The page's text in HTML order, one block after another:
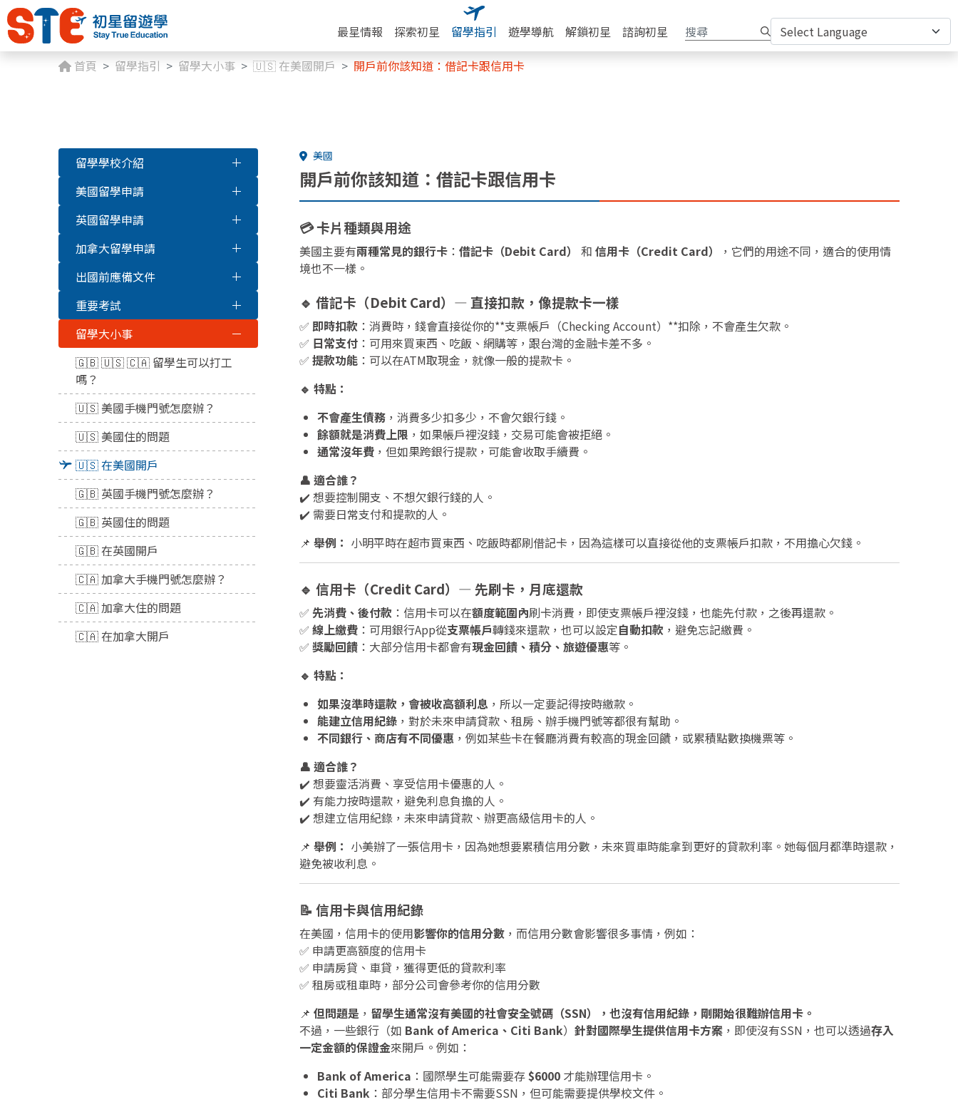
最星情報 探索初星 留學指引 遊學導航 解鎖初星
諮詢初星
首頁
留學指引 留學大小事 🇺🇸 在美國開戶 開戶前你該知道：借記卡跟信用卡
留學學校介紹
美國留學申請
英國留學申請
加拿大留學申請
出國前應備文件
重要考試
留學大小事
🇬🇧 🇺🇸 🇨🇦 留學生可以打工
嗎？
🇺🇸 美國手機門號怎麼辦？
🇺🇸 美國住的問題
🇺🇸 在美國開戶
🇬🇧 英國手機門號怎麼辦？
🇬🇧 英國住的問題
🇬🇧 在英國開戶
🇨🇦 加拿大手機門號怎麼辦？
🇨🇦 加拿大住的問題
🇨🇦 在加拿大開戶
美國
開戶前你該知道：借記卡跟信用卡
💳 卡片種類與用途
美國主要有兩種常見的銀行卡 ： 借記卡（Debit Card） 和 信用卡（Credit Card）
，它們的用途不同，適合的使用情
境也不一樣。
🔹 借記卡（Debit Card）— 直接扣款，像提款卡一樣
✅ 即時扣款 ：消費時，錢會直接從你的**支票帳戶（Checking Account）**扣除，不會產生欠款。
✅ 日常支付 ：可用來買東西、吃飯、網購等，跟台灣的金融卡差不多。
✅ 提款功能 ：可以在ATM取現金，就像一般的提款卡。
🔹 特點：
不會產生債務 ，消費多少扣多少，不會欠銀行錢。
餘額就是消費上限 ，如果帳戶裡沒錢，交易可能會被拒絕。
通常沒年費 ，但如果跨銀行提款，可能會收取手續費。
👤 適合誰？
✔️ 想要控制開支、不想欠銀行錢的人。
✔️ 需要日常支付和提款的人。
📌 舉例： 小明平時在超市買東西、吃飯時都刷借記卡，因為這樣可以直接從他的支票帳戶扣款，不用擔心欠錢。
🔹 信用卡（Credit Card）— 先刷卡，月底還款
✅ 先消費、後付款 ：信用卡可以在額度範圍內刷卡消費，即使支票帳戶裡沒錢，也能先付款，之後再還款。
✅ 線上繳費 ：可用銀行App從支票帳戶轉錢來還款，也可以設定自動扣款 ，避免忘記繳費。
✅ 獎勵回饋 ：大部分信用卡都會有現金回饋、積分、旅遊優惠等。
🔹 特點：
如果沒準時還款，會被收高額利息 ，所以一定要記得按時繳款。
能建立信用紀錄 ，對於未來申請貸款、租房、辦手機門號等都很有幫助。
不同銀行、商店有不同優惠 ，例如某些卡在餐廳消費有較高的現金回饋，或累積點數換機票等。
👤 適合誰？
✔️ 想要靈活消費、享受信用卡優惠的人。
✔️ 有能力按時還款，避免利息負擔的人。
✔️ 想建立信用紀錄，未來申請貸款、辦更高級信用卡的人。
📌 舉例： 小美辦了一張信用卡，因為她想要累積信用分數，未來買車時能拿到更好的貸款利率。她每個月都準時還款，
避免被收利息。
📝 信用卡與信用紀錄
在美國，信用卡的使用影響你的信用分數 ，而信用分數會影響很多事情，例如：
✅ 申請更高額度的信用卡
✅ 申請房貸、車貸，獲得更低的貸款利率
✅ 租房或租車時，部分公司會參考你的信用分數
📌 但問題是 ， 留學生通常沒有美國的社會安全號碼（SSN），也沒有信用紀錄，剛開始很難辦信用卡。
不過，一些銀行（如 Bank of America、Citi Bank） 針對國際學生提供信用卡方案 ，即使沒有SSN，也可以透過存入
一定金額的保證金來開戶。例如：
Bank of America ：國際學生可能需要存$6000 才能辦理信用卡。
Citi Bank ：部分學生信用卡不需要SSN，但可能需要提供學校文件。